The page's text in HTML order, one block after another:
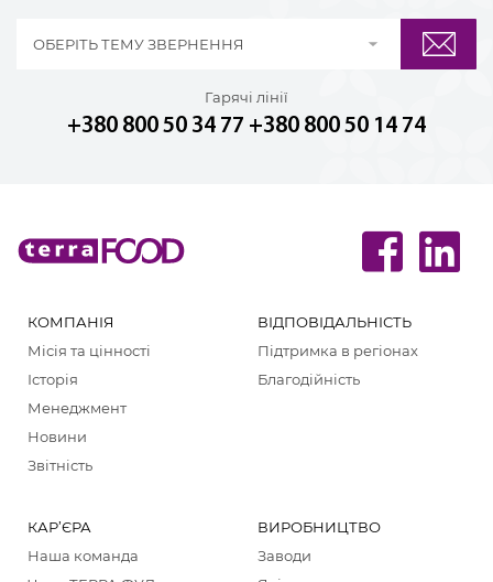
ОБЕРІТЬ ТЕМУ ЗВЕРНЕННЯ
Гарячі лінії
+380 800 50 34 77 +380 800 50 14 74
КОМПАНІЯ
Місія та цінності
Історія
Менеджмент
Новини
Звітність
ВІДПОВІДАЛЬНІСТЬ
Підтримка в регіонах
Благодійність
КАР’ЄРА
Наша команда
ВИРОБНИЦТВО
Заводи